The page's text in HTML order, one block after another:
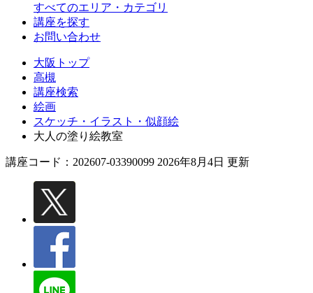
すべてのエリア・カテゴリ
講座を探す
お問い合わせ
大阪トップ
高槻
講座検索
絵画
スケッチ・イラスト・似顔絵
大人の塗り絵教室
講座コード：202607-03390099 2026年8月4日 更新